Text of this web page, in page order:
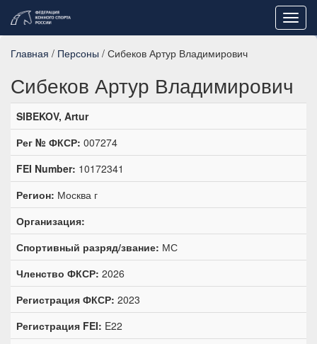
Главная / Персоны / Сибеков Артур Владимирович
Сибеков Артур Владимирович
SIBEKOV, Artur
Рег № ФКСР: 007274
FEI Number: 10172341
Регион: Москва г
Организация:
Спортивный разряд/звание: МС
Членство ФКСР: 2026
Регистрация ФКСР: 2023
Регистрация FEI: E22